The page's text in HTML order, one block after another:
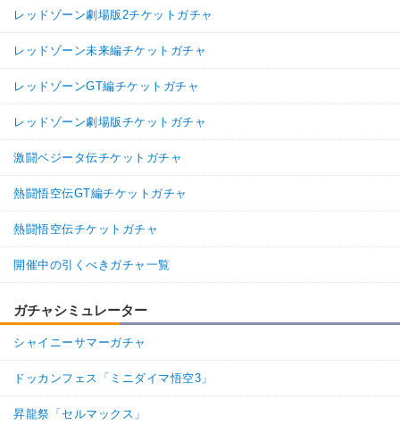
7.0 /10点
ドラゴンボールの導き
地球人
LRブルマ
【発動リンク効果】
・気力+2
・ATK+20%
【一致するリンクスキル(2)】
不思議な大冒険
【一致するカテゴリー(4)】
ドラゴンボールを求めし者
【発動リンク効果】
・
・ATK+20%
【一致するリンクスキル(
レッドゾーン劇場版2チケットガチャ
レッドゾーン未来編チケットガチャ
レッドゾーンGT編チケットガチャ
レッドゾーン劇場版チケットガチャ
激闘ベジータ伝チケットガチャ
熱闘悟空伝GT編チケットガチャ
熱闘悟空伝チケットガチャ
開催中の引くべきガチャ一覧
ガチャシミュレーター
シャイニーサマーガチャ
ドッカンフェス「ミニダイマ悟空3」
昇龍祭「セルマックス」